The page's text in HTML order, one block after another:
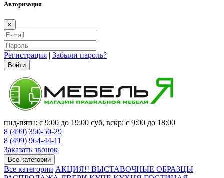
Авторизация
×
Регистрация | Забыли пароль?
Войти
пнд-пятн: с 9:00 до 19:00 суб, вскр: с 9:00 до 18:00
8 (499) 350-50-29
8 (499) 964-44-11
Заказать звонок
Все категории
Все категории АКЦИЯ!! ВЫСТАВОЧНЫЕ ОБРАЗЦЫ